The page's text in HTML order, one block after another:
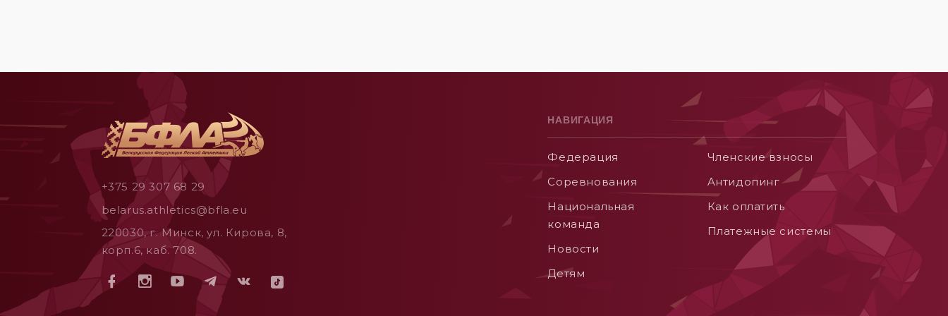
+375 29 307 68 29
belarus.athletics@bfla.eu
220030, г. Минск, ул. Кирова, 8,
корп.6, каб. 708.
НАВИГАЦИЯ
Федерация
Соревнования
Национальная
команда
Новости
Детям
Членские взносы
Aнтидопинг
Как оплатить
Платежные системы